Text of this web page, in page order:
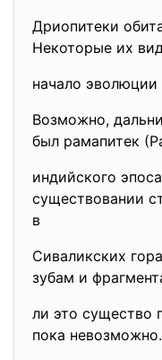
Дриопитеки
Некоторые их
начало эволюции
Возможно,
был рамапитек
индийского
существовании
в
Сиваликских
зубам и
ли это существо
пока